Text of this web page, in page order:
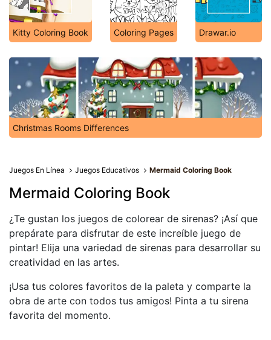
Kitty Coloring Book Coloring Pages Drawar.io
Christmas Rooms Differences
Juegos En Línea Juegos Educativos Mermaid Coloring Book
Mermaid Coloring Book
¿Te gustan los juegos de colorear de sirenas? ¡Así que
prepárate para disfrutar de este increíble juego de
pintar! Elija una variedad de sirenas para desarrollar su
creatividad en las artes.
¡Usa tus colores favoritos de la paleta y comparte la
obra de arte con todos tus amigos! Pinta a tu sirena
favorita del momento.